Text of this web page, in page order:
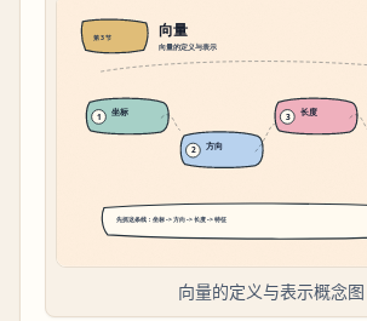
向量的定义与表示概念图